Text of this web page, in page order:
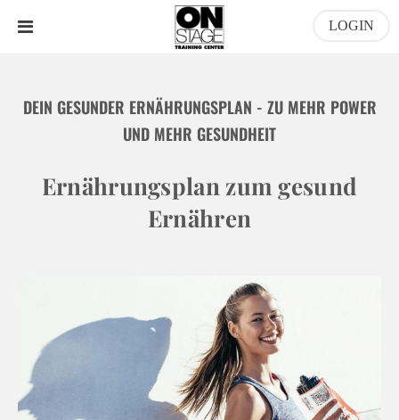
DEIN GESUNDER ERNÄHRUNGSPLAN - ZU MEHR POWER
UND MEHR GESUNDHEIT
Ernährungsplan zum gesund
Ernähren
LOGIN